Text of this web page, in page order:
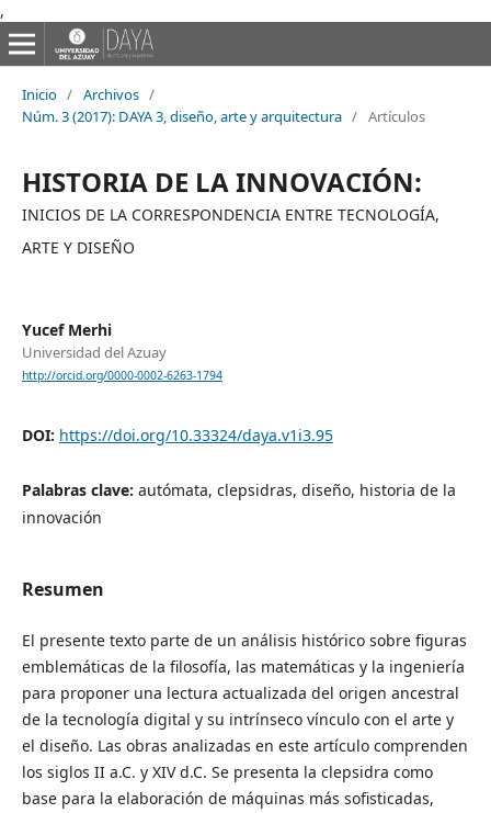
,
Inicio / Archivos /
Núm. 3 (2017): DAYA 3, diseño, arte y arquitectura / Artículos
HISTORIA DE LA INNOVACIÓN:
INICIOS DE LA CORRESPONDENCIA ENTRE TECNOLOGÍA,
ARTE Y DISEÑO
Yucef Merhi
Universidad del Azuay
http://orcid.org/0000-0002-6263-1794
DOI: https://doi.org/10.33324/daya.v1i3.95
Palabras clave: autómata, clepsidras, diseño, historia de la
innovación
Resumen
El presente texto parte de un análisis histórico sobre figuras
emblemáticas de la filosofía, las matemáticas y la ingeniería
para proponer una lectura actualizada del origen ancestral
de la tecnología digital y su intrínseco vínculo con el arte y
el diseño. Las obras analizadas en este artículo comprenden
los siglos II a.C. y XIV d.C. Se presenta la clepsidra como
base para la elaboración de máquinas más sofisticadas,